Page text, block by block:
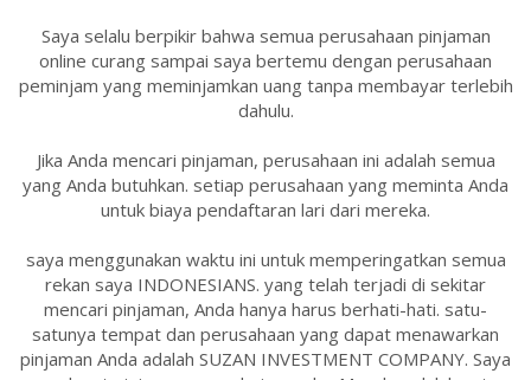
Saya selalu berpikir bahwa semua perusahaan pinjaman
online curang sampai saya bertemu dengan perusahaan
peminjam yang meminjamkan uang tanpa membayar terlebih
dahulu.
Jika Anda mencari pinjaman, perusahaan ini adalah semua
yang Anda butuhkan. setiap perusahaan yang meminta Anda
untuk biaya pendaftaran lari dari mereka.
saya menggunakan waktu ini untuk memperingatkan semua
rekan saya INDONESIANS. yang telah terjadi di sekitar
mencari pinjaman, Anda hanya harus berhati-hati. satu-
satunya tempat dan perusahaan yang dapat menawarkan
pinjaman Anda adalah SUZAN INVESTMENT COMPANY. Saya